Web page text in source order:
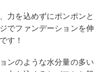
力を込めずにポンポンと
でファンデーションを伸
す！
ンのような水分量の多い